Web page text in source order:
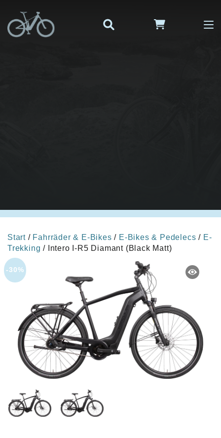
Start / Fahrräder & E-Bikes / E-Bikes & Pedelecs / E-
Trekking / Intero I-R5 Diamant (Black Matt)
-30%